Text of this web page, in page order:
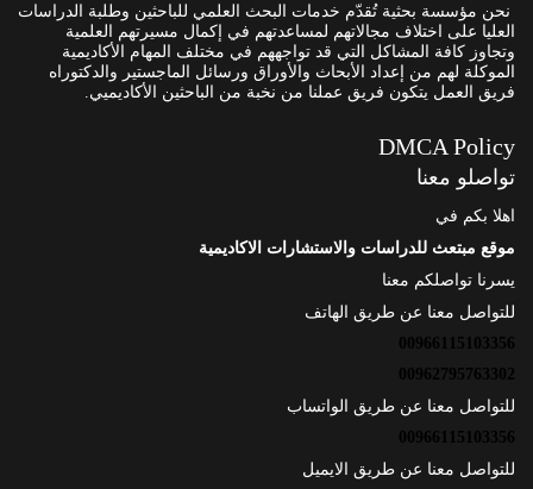
نحن مؤسسة بحثية تُقدّم خدمات البحث العلمي للباحثين وطلبة الدراسات
العليا على اختلاف مجالاتهم لمساعدتهم في إكمال مسيرتهم العلمية
وتجاوز كافة المشاكل التي قد تواجههم في مختلف المهام الأكاديمية
الموكلة لهم من إعداد الأبحاث والأوراق ورسائل الماجستير والدكتوراه
فريق العمل يتكون فريق عملنا من نخبة من الباحثين الأكاديميي.
DMCA Policy
تواصلو معنا
اهلا بكم في
موقع مبتعث للدراسات والاستشارات الاكاديمية
يسرنا تواصلكم معنا
للتواصل معنا عن طريق الهاتف
00966115103356
00962795763302
للتواصل معنا عن طريق الواتساب
00966115103356
للتواصل معنا عن طريق الايميل